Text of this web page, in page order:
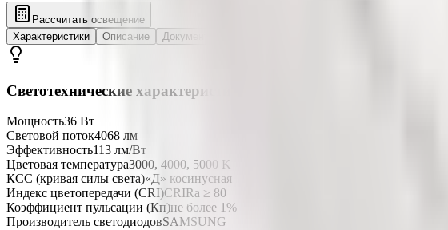
Рассчитать освещение
Характеристики
Описание Документация
Светотехнические характеристики
Мощность36 Вт
Световой поток4068 лм
Эффективность113 лм/Вт
Цветовая температура3000, 4000, 5000 K
КСС (кривая силы света)«Д» косинусная
Индекс цветопередачи (CRI)CRIRa ≥ 80
Коэффициент пульсации (Кп)не более 1%
Производитель светодиодовSAMSUNG